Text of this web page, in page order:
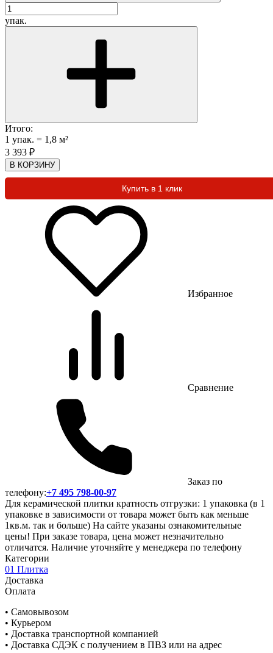
упак.
Итого:
1 упак. = 1,8 м²
3 393 ₽
В КОРЗИНУ
Купить в 1 клик
Избранное
Сравнение
Заказ по
телефону:+7 495 798-00-97
Для керамической плитки кратность отгрузки: 1 упаковка (в 1
упаковке в зависимости от товара может быть как меньше
1кв.м. так и больше) На сайте указаны ознакомительные
цены! При заказе товара, цена может незначительно
отличатся. Наличие уточняйте у менеджера по телефону
Категории
01 Плитка
Доставка
Оплата
• Самовывозом
• Курьером
• Доставка транспортной компанией
• Доставка СДЭК с получением в ПВЗ или на адрес